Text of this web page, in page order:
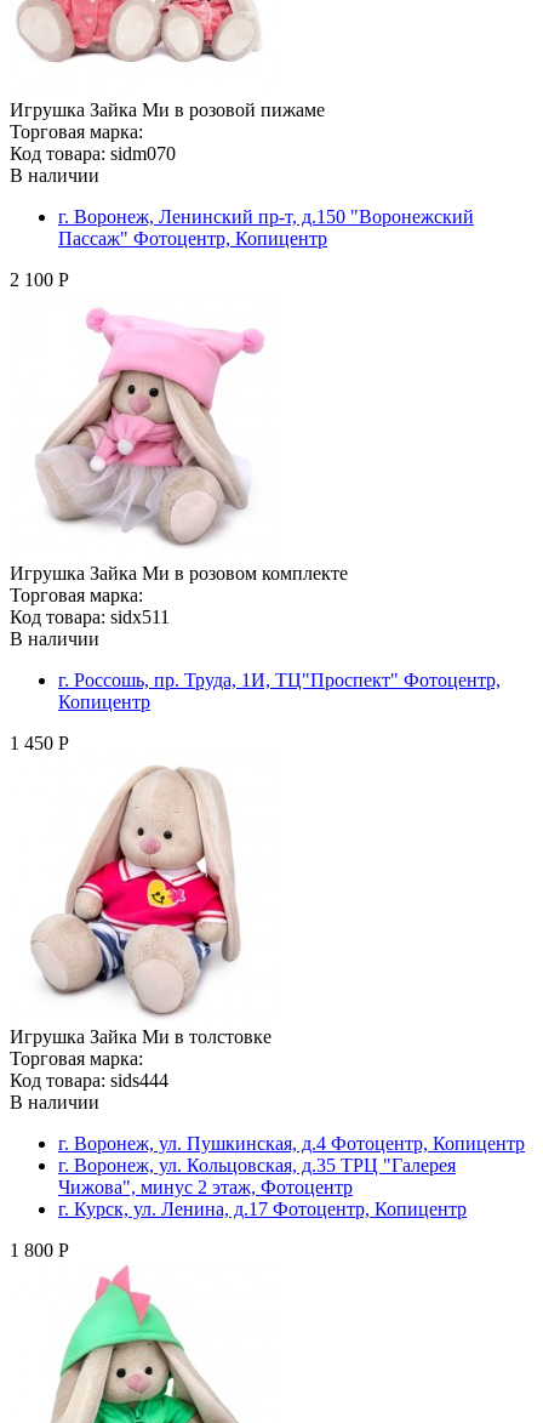
Игрушка Зайка Ми в розовой пижаме
Торговая марка:
Код товара: sidm070
В наличии
г. Воронеж, Ленинский пр-т, д.150 "Воронежский
Пассаж" Фотоцентр, Копицентр
2 100 Р
Игрушка Зайка Ми в розовом комплекте
Торговая марка:
Код товара: sidx511
В наличии
г. Россошь, пр. Труда, 1И, ТЦ"Проспект" Фотоцентр,
Копицентр
1 450 Р
Игрушка Зайка Ми в толстовке
Торговая марка:
Код товара: sids444
В наличии
г. Воронеж, ул. Пушкинская, д.4 Фотоцентр, Копицентр
г. Воронеж, ул. Кольцовская, д.35 ТРЦ "Галерея
Чижова", минус 2 этаж, Фотоцентр
г. Курск, ул. Ленина, д.17 Фотоцентр, Копицентр
1 800 Р